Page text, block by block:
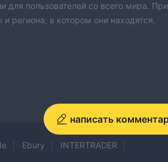
написать
для пользователей со всего мира. При
региона, в котором они находятся.
Ebury
INTERTRADER